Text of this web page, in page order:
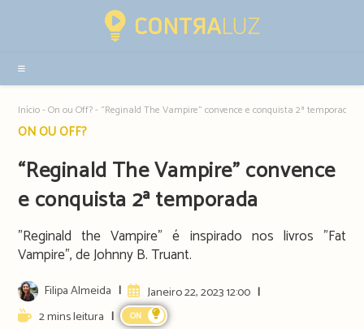
sidebar
Início-On ou Off?- “Reginald The Vampire” convence e conquista 2ª temporada
Post
ON OU OFF?
“Reginald The Vampire” convence
e conquista 2ª temporada
"Reginald the Vampire" é inspirado nos livros "Fat
Vampire", de Johnny B. Truant.
Post
author:
Filipa Almeida
Artigo
publicado:
Janeiro 22, 2023 12:00
Reading2 mins leitura ON